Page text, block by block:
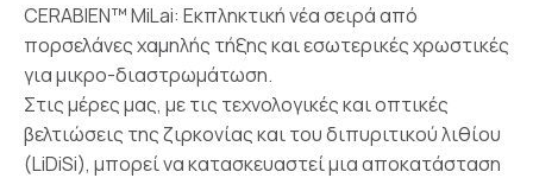
CERABIEN™ MiLai: Εκπληκτική νέα σειρά από
πορσελάνες χαμηλής τήξης και εσωτερικές χρωστικές
για μικρο-διαστρωμάτωση.
Στις μέρες μας, με τις τεχνολογικές και οπτικές
βελτιώσεις της ζιρκονίας και του διπυριτικού λιθίου
(LiDiSi), μπορεί να κατασκευαστεί μια αποκατάσταση